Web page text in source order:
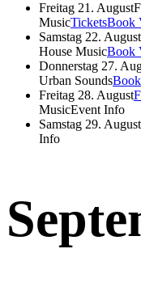
Freitag 21. August
MusicTicketsBook
Samstag 22. August
House MusicBook
Donnerstag 27.
Urban Sounds
Freitag 28. August
MusicEvent Info
Samstag 29. August
Info